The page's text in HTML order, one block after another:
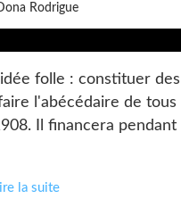
Rodrigue
folle : constituer
l'abécédaire de tous
Il financera pendant
la suite